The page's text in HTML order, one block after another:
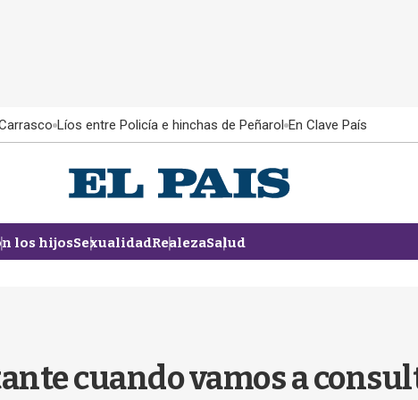
Líos entre Policía e hinchas de Peñarol En Clave País
los hijosSexualidadRealezaSalud
cuando vamos a